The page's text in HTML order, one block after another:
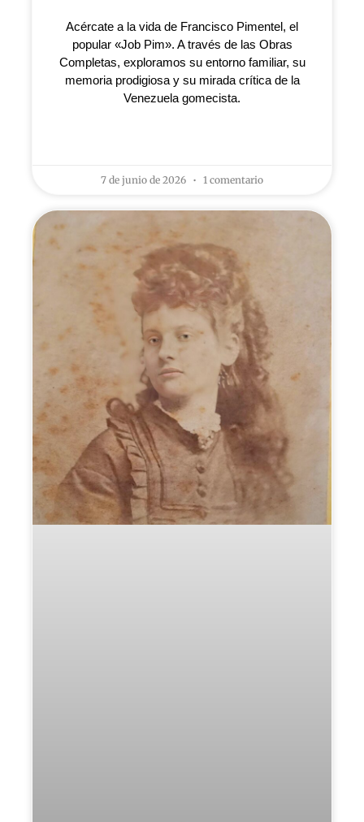
Acércate a la vida de Francisco Pimentel, el
popular «Job Pim». A través de las Obras
Completas, exploramos su entorno familiar, su
memoria prodigiosa y su mirada crítica de la
Venezuela gomecista.
7 de junio de 2026 1 comentario